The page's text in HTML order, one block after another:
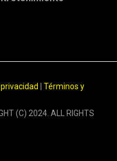
Términos y
(C) 2024. ALL RIGHTS